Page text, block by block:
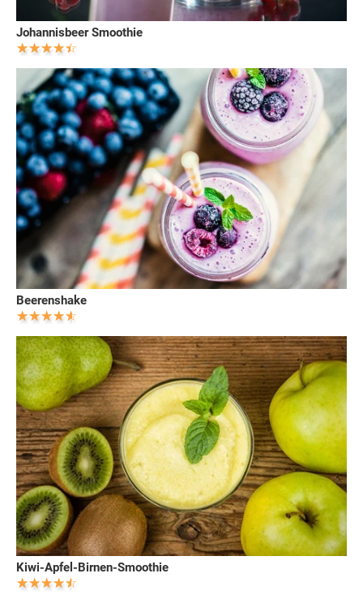
Johannisbeer Smoothie
Beerenshake
Kiwi-Apfel-Birnen-Smoothie